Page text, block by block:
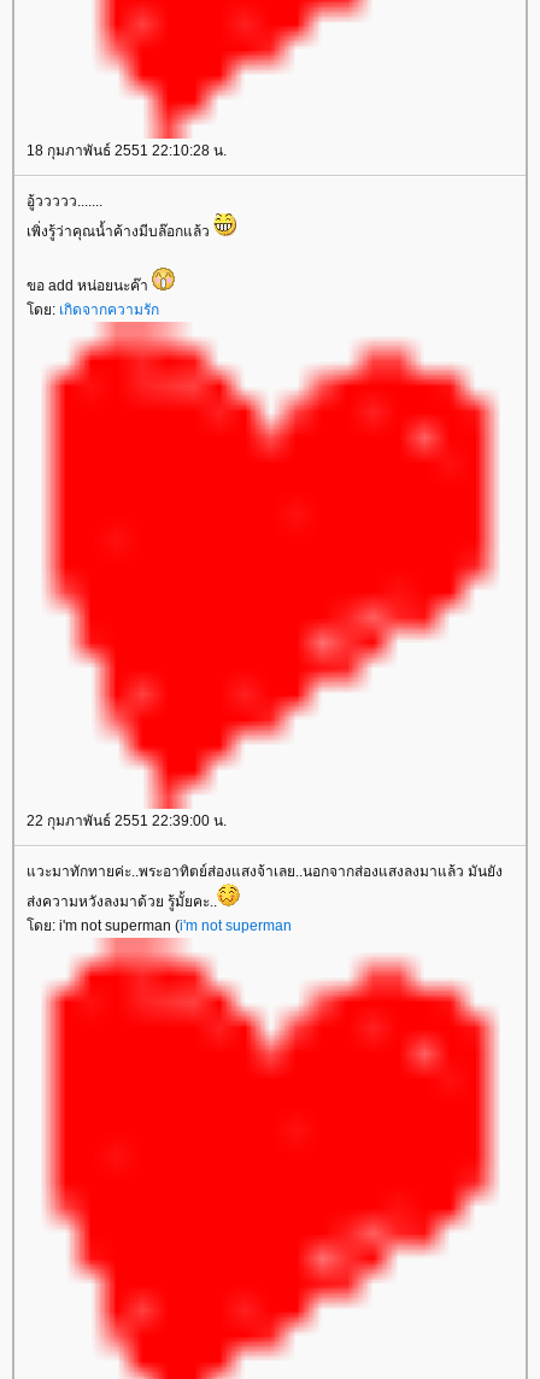
18 กุมภาพันธ์ 2551 22:10:28 น.
อู้ววววว.......
เพิ่งรู้ว่าคุณน้ำค้างมีบล๊อกแล้ว
ขอ add หน่อยนะค๊า
ดย: เกิดจากความรัก
22 กุมภาพันธ์ 2551 22:39:00 น.
วะมาทักทายค่ะ..พระอาทิตย์ส่องแสงจ้าเลย..นอกจากส่องแสงลงมาแล้ว มันยัง
ส่งความหวังลงมาด้วย รู้มั้ยคะ..
ดย: i'm not superman (i'm not superman